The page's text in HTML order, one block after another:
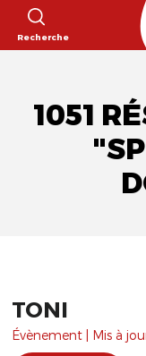
Recherche
1051
TONI
Évènement | Mis à